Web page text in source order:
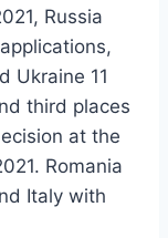
Russia
Ukraine 11
third places
at the
Romania
Italy with